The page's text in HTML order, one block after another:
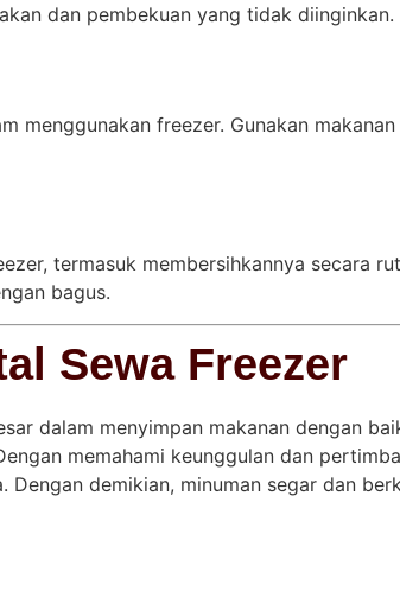
dan pembekuan yang tidak diinginkan.
menggunakan freezer. Gunakan
termasuk membersihkannya secara
bagus.
Sewa Freezer
dalam menyimpan makanan dengan
memahami keunggulan dan
Dengan demikian, minuman segar dan